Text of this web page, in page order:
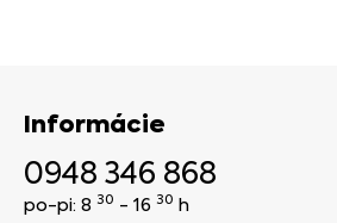
Informácie
0948 346 868
po-pi: 8 30 - 16 30 h